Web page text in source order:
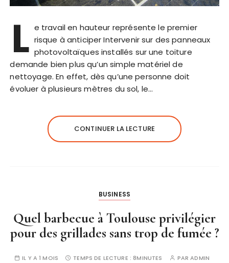
L e travail en hauteur représente le premier
risque à anticiper Intervenir sur des panneaux
photovoltaïques installés sur une toiture
demande bien plus qu’un simple matériel de
nettoyage. En effet, dès qu’une personne doit
évoluer à plusieurs mètres du sol, le…
CONTINUER LA LECTURE
BUSINESS
Quel barbecue à Toulouse privilégier
pour des grillades sans trop de fumée ?
IL Y A 1 MOIS TEMPS DE LECTURE :8MINUTES PARADMIN